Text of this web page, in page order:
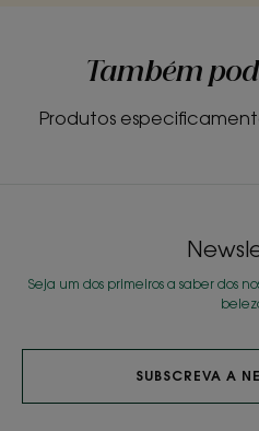
Também
Produtos
Seja um dos primeiros a saber dos
SUBSCREVA A